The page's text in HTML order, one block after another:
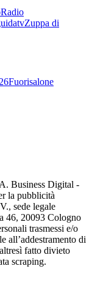
Radio
Zuppa di
Fuorisalone
Business Digital -
la pubblicità
sede legale
46, 20093 Cologno
trasmessi e/o
all’addestramento di
fatto divieto
scraping.